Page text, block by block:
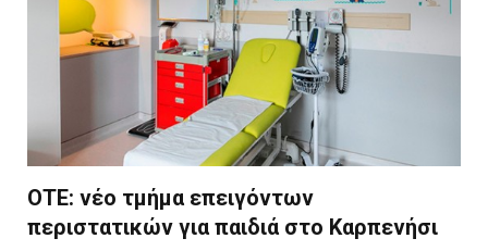
ΟΤΕ: νέο τμήμα επειγόντων
περιστατικών για παιδιά στο Καρπενήσι